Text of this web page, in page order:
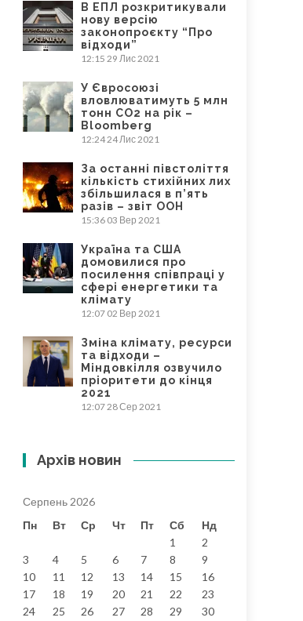
В ЕПЛ розкритикували
нову версію
законопроєкту “Про
відходи”
12:15 29 Лис 2021
У Євросоюзі
вловлюватимуть 5 млн
тонн CO2 на рік –
Bloomberg
12:2424 Лис 2021
За останні півстоліття
кількість стихійних лих
збільшилася в п’ять
разів – звіт ООН
15:36 03 Вер 2021
Україна та США
домовилися про
посилення співпраці у
сфері енергетики та
клімату
12:07 02 Вер 2021
Зміна клімату, ресурси
та відходи –
Міндовкілля озвучило
пріоритети до кінця
2021
12:0728 Сер 2021
Архів новин
Серпень 2026
Пн
Вт Ср Чт Пт Сб
Нд
1
2
3
4 5 6 7 8
9
10
11 12 13 14 15
16
17
18 19 20 21 22
23
24
25 26 27 28 29
30